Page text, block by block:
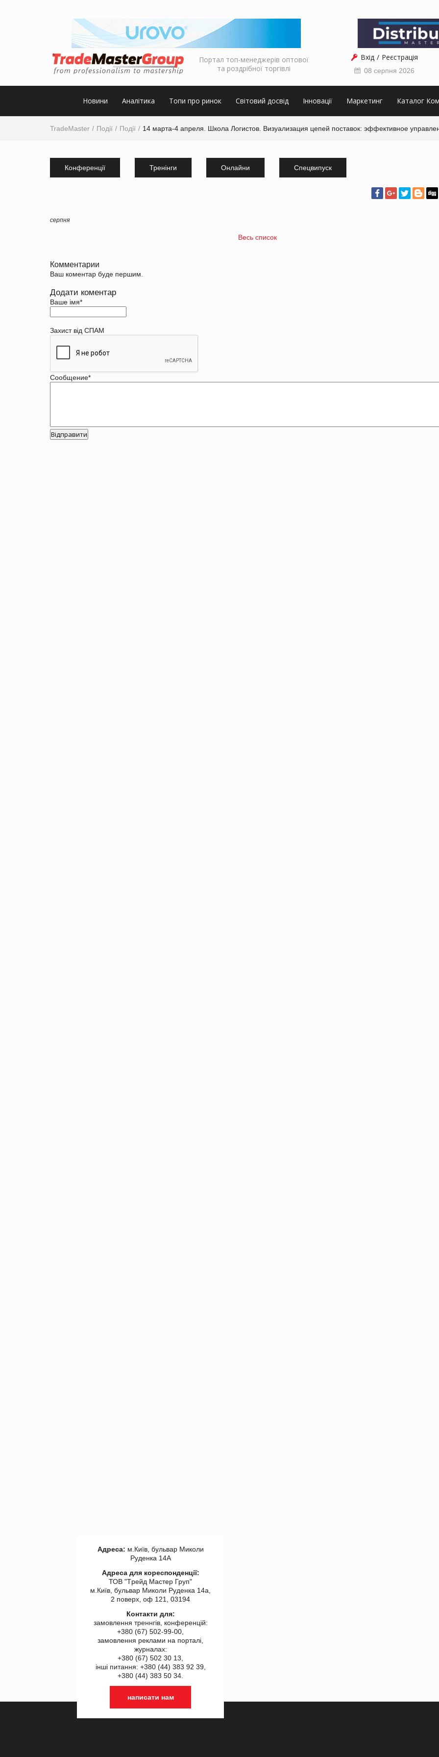
Портал топ-менеджерів оптової
та роздрібної торгівлі
Вхід Реєстрація
08 серпня 2026
Новини Аналітика Топи про ринок Світовий досвід Інновації Маркетинг Каталог
TradeMaster Події Події 14 марта-4 апреля. Школа Логистов. Визуализация цепей поставок: эффективное
Конференції Тренінги Онлайни Спецвипуск
серпня
Весь список
Комментарии
Ваш коментар буде першим.
Додати коментар
Ваше імя*
Захист від СПАМ
Сообщение*
Адреса: м.Київ, бульвар Миколи
Руденка 14А
Адреса для кореспонденції:
ТОВ "Tрейд Мастер Груп"
м.Київ, бульвар Миколи Руденка 14а,
2 поверх, оф 121, 03194
Контакти для:
замовлення треннгів, конференцій:
+380 (67) 502-99-00,
замовлення реклами на порталі,
журналах:
+380 (67) 502 30 13,
інші питання: +380 (44) 383 92 39,
+380 (44) 383 50 34.
написати нам